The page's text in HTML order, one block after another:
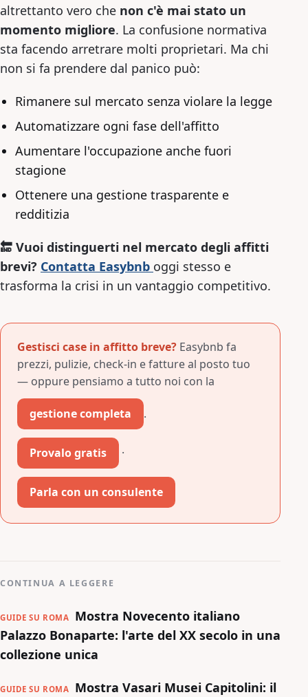
altrettanto vero che non c'è mai stato un
momento migliore. La confusione normativa
sta facendo arretrare molti proprietari. Ma chi
non si fa prendere dal panico può:
Rimanere sul mercato senza violare la legge
Automatizzare ogni fase dell'affitto
Aumentare l'occupazione anche fuori
stagione
Ottenere una gestione trasparente e
redditizia
🔚 Vuoi distinguerti nel mercato degli affitti
brevi? Contatta Easybnb oggi stesso e
trasforma la crisi in un vantaggio competitivo.
Gestisci case in affitto breve? Easybnb fa
prezzi, pulizie, check-in e fatture al posto tuo
— oppure pensiamo a tutto noi con la
gestione completa .
Provalo gratis ·
Parla con un consulente
CONTINUA A LEGGERE
GUIDE SU ROMA
Mostra Novecento italiano
Palazzo Bonaparte: l'arte del XX secolo in una
collezione unica
GUIDE SU ROMA Mostra Vasari Musei Capitolini: il